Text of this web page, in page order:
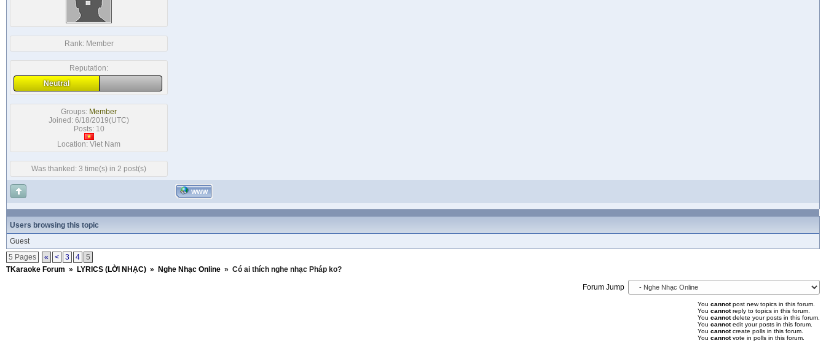
Rank: Member
Reputation:
Neutral
Groups: Member
Joined: 6/18/2019(UTC)
Posts: 10
Location: Viet Nam
Was thanked: 3 time(s) in 2 post(s)
WWW
Users browsing this topic
Guest
5 Pages
« < 3 4
5
TKaraoke Forum » LYRICS (LỜI NHẠC) » Nghe Nhạc Online » Có ai thích nghe nhạc Pháp ko?
Forum Jump
You cannotpost new topics in this forum.
You cannotreply to topics in this forum.
You cannotdelete your posts in this forum.
You cannotedit your posts in this forum.
You cannotcreate polls in this forum.
You cannotvote in polls in this forum.